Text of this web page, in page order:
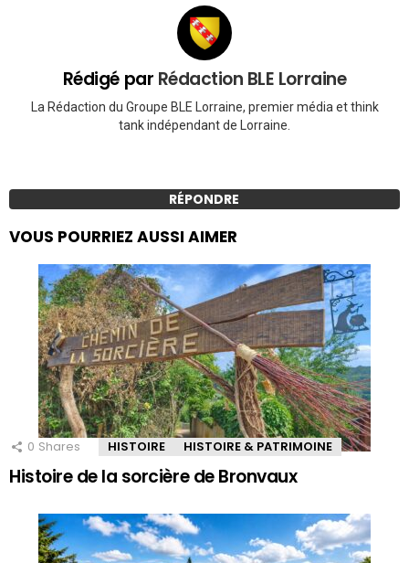
Rédigé par Rédaction BLE Lorraine
La Rédaction du Groupe BLE Lorraine, premier média et think
tank indépendant de Lorraine.
RÉPONDRE
VOUS POURRIEZ AUSSI AIMER
0 Shares HISTOIRE HISTOIRE & PATRIMOINE
Histoire de la sorcière de Bronvaux